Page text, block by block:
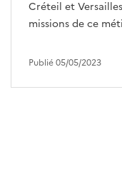
Créteil et
missions de ce
Publié 05/05/2023